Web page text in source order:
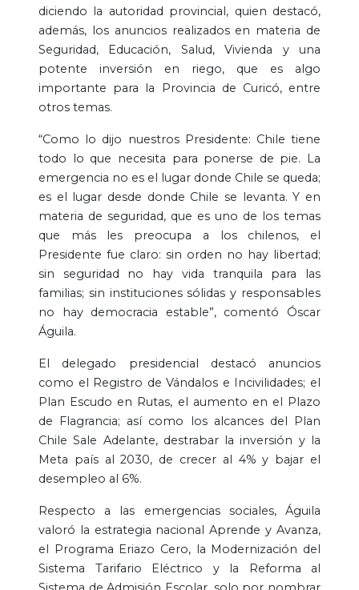
diciendo la autoridad provincial, quien destacó,
además, los anuncios realizados en materia de
Seguridad, Educación, Salud, Vivienda y una
potente inversión en riego, que es algo
importante para la Provincia de Curicó, entre
otros temas.
“Como lo dijo nuestros Presidente: Chile tiene
todo lo que necesita para ponerse de pie. La
emergencia no es el lugar donde Chile se queda;
es el lugar desde donde Chile se levanta. Y en
materia de seguridad, que es uno de los temas
que más les preocupa a los chilenos, el
Presidente fue claro: sin orden no hay libertad;
sin seguridad no hay vida tranquila para las
familias; sin instituciones sólidas y responsables
no hay democracia estable”, comentó Óscar
Águila.
El delegado presidencial destacó anuncios
como el Registro de Vándalos e Incivilidades; el
Plan Escudo en Rutas, el aumento en el Plazo
de Flagrancia; así como los alcances del Plan
Chile Sale Adelante, destrabar la inversión y la
Meta país al 2030, de crecer al 4% y bajar el
desempleo al 6%.
Respecto a las emergencias sociales, Águila
valoró la estrategia nacional Aprende y Avanza,
el Programa Eriazo Cero, la Modernización del
Sistema Tarifario Eléctrico y la Reforma al